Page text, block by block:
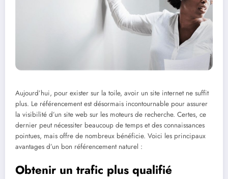
Aujourd’hui, pour exister sur la toile, avoir un site internet ne suffit
plus. Le référencement est désormais incontournable pour assurer
la visibilité d’un site web sur les moteurs de recherche. Certes, ce
dernier peut nécessiter beaucoup de temps et des connaissances
pointues, mais offre de nombreux bénéficie. Voici les principaux
avantages d’un bon référencement naturel :
Obtenir un trafic plus qualifié